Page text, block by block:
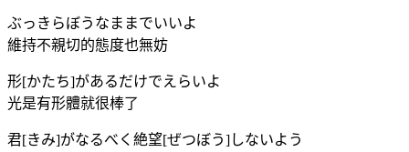
ぶっきらぼうなままでいいよ
維持不親切的態度也無妨
形[かたち]があるだけでえらいよ
光是有形體就很棒了
君[きみ]がなるべく絶望[ぜつぼう]しないよう